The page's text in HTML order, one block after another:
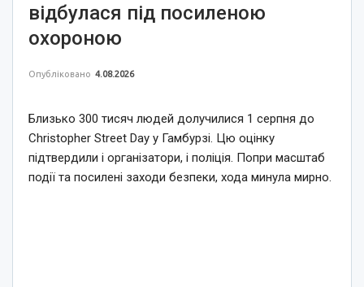
відбулася під посиленою
охороною
Опубліковано 4.08.2026
Близько 300 тисяч людей долучилися 1 серпня до
Christopher Street Day у Гамбурзі. Цю оцінку
підтвердили і організатори, і поліція. Попри масштаб
події та посилені заходи безпеки, хода минула мирно.